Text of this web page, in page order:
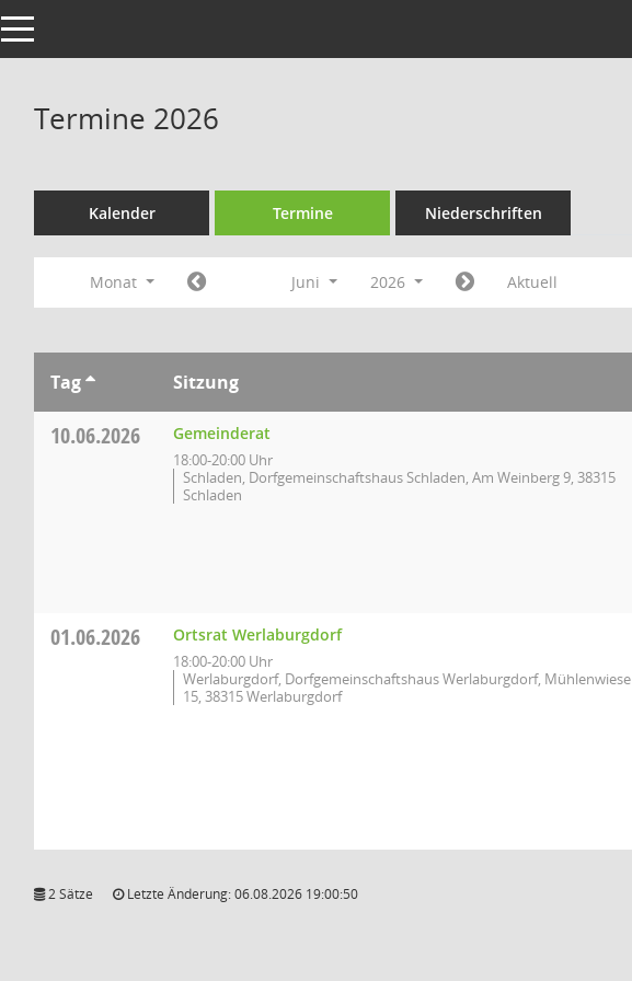
Toggle navigation
Termine 2026
Kalender Termine Niederschriften
Monat Juni 2026 Aktuell
Tag Sitzung
10.06.2026 Gemeinderat
18:00-20:00 Uhr
Schladen, Dorfgemeinschaftshaus Schladen, Am Weinberg 9, 38315
Schladen
01.06.2026 Ortsrat Werlaburgdorf
18:00-20:00 Uhr
Werlaburgdorf, Dorfgemeinschaftshaus Werlaburgdorf, Mühlenwiese
15, 38315 Werlaburgdorf
2 Sätze Letzte Änderung: 06.08.2026 19:00:50